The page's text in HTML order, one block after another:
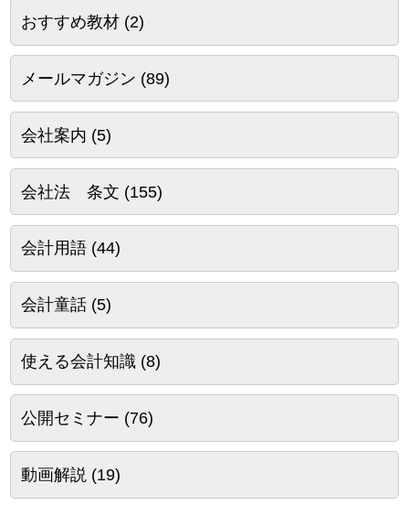
おすすめ教材(2)
メールマガジン (89)
会社案内 (5)
会社法 条文 (155)
会計用語(44)
会計童話(5)
使える会計知識(8)
公開セミナー (76)
動画解説 (19)